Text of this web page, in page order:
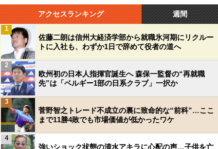
アクセスランキング 週間
佐藤二朗は信州大経済学部から就職氷河期にリクルー
トに入社も、わずか1日で辞めて役者の道へ
1
欧州初の日本人指揮官誕生へ 森保一監督の“再就職
先”は「ベルギー1部の日系クラブ」一択か
2
菅野智之トレード不成立の裏に致命的な“前科”…ここ
まで11勝4敗でも市場価値が低かったワケ
3
強いショック状態の清水アキラに心配の声…子供を亡
4